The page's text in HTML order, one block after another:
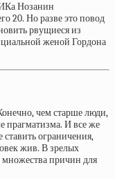
Нозанин
20. Но разве это повод
рвущиеся из
женой Гордона
чем старше люди,
прагматизма. И все же
ставить ограничения,
жив. В зрелых
причин для